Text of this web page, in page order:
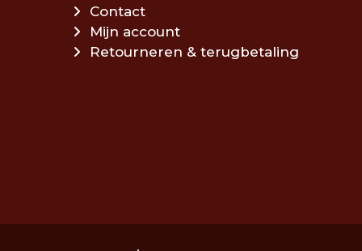
Contact
Mijn account
Retourneren & terugbetaling